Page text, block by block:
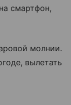
смартфон,
молнии.
вылетать